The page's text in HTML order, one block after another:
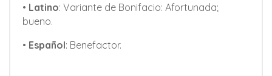
• Latino: Variante de Bonifacio: Afortunada;
bueno.
• Español: Benefactor.